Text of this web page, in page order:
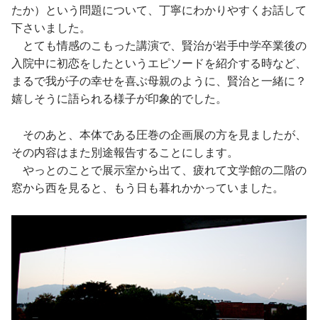
たか）という問題について、丁寧にわかりやすくお話して
下さいました。
とても情感のこもった講演で、賢治が岩手中学卒業後の
入院中に初恋をしたというエピソードを紹介する時など、
まるで我が子の幸せを喜ぶ母親のように、賢治と一緒に？
嬉しそうに語られる様子が印象的でした。
そのあと、本体である圧巻の企画展の方を見ましたが、
その内容はまた別途報告することにします。
やっとのことで展示室から出て、疲れて文学館の二階の
窓から西を見ると、もう日も暮れかかっていました。